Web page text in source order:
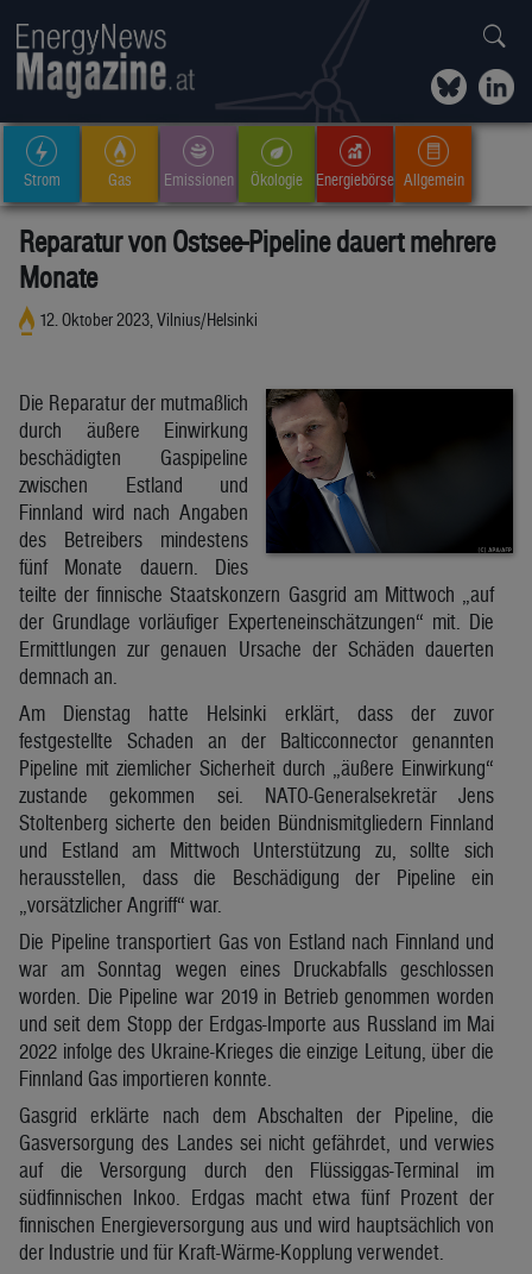
Strom Gas Emissionen Ökologie Energiebörse Allgemein
Reparatur von Ostsee-Pipeline dauert mehrere
Monate
12. Oktober 2023, Vilnius/Helsinki
Die Reparatur der mutmaßlich
durch äußere Einwirkung
beschädigten Gaspipeline
zwischen Estland und
Finnland wird nach Angaben
des Betreibers mindestens
fünf Monate dauern. Dies
teilte der finnische Staatskonzern Gasgrid am Mittwoch „auf
der Grundlage vorläufiger Experteneinschätzungen“ mit. Die
Ermittlungen zur genauen Ursache der Schäden dauerten
demnach an.
Am Dienstag hatte Helsinki erklärt, dass der zuvor
festgestellte Schaden an der Balticconnector genannten
Pipeline mit ziemlicher Sicherheit durch „äußere Einwirkung“
zustande gekommen sei. NATO-Generalsekretär Jens
Stoltenberg sicherte den beiden Bündnismitgliedern Finnland
und Estland am Mittwoch Unterstützung zu, sollte sich
herausstellen, dass die Beschädigung der Pipeline ein
„vorsätzlicher Angriff“ war.
Die Pipeline transportiert Gas von Estland nach Finnland und
war am Sonntag wegen eines Druckabfalls geschlossen
worden. Die Pipeline war 2019 in Betrieb genommen worden
und seit dem Stopp der Erdgas-Importe aus Russland im Mai
2022 infolge des Ukraine-Krieges die einzige Leitung, über die
Finnland Gas importieren konnte.
Gasgrid erklärte nach dem Abschalten der Pipeline, die
Gasversorgung des Landes sei nicht gefährdet, und verwies
auf die Versorgung durch den Flüssiggas-Terminal im
südfinnischen Inkoo. Erdgas macht etwa fünf Prozent der
finnischen Energieversorgung aus und wird hauptsächlich von
der Industrie und für Kraft-Wärme-Kopplung verwendet.